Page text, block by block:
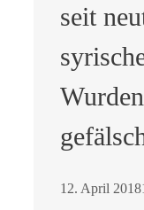
seit
12. April 2018